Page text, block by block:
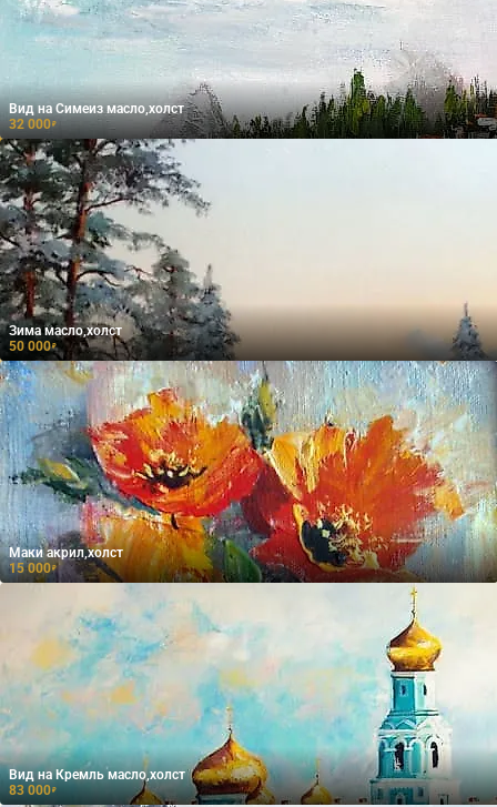
Вид на Симеиз масло,холст
32 000₽
Зима масло,холст
50 000₽
Маки акрил,холст
15 000₽
Вид на Кремль масло,холст
83 000₽